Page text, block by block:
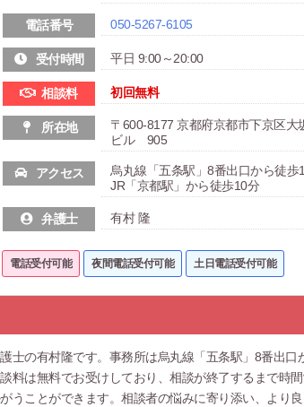
電話番号 050-5267-6105
受付時間 平日 9:00～20:00
相談料 初回無料
所在地
〒600-8177 京都府京都市下京区
ビル 905
アクセス
烏丸線「五条駅」8番出口から徒歩
JR「京都駅」から徒歩10分
弁護士 有村 隆
電話受付可能 夜間電話受付可能 土日電話受付可能
士の有村隆です。事務所は烏丸線「五条駅」8番出口
料は無料でお受けしており、相談が終了するまで時
うことができます。相談者の悩みに寄り添い、より